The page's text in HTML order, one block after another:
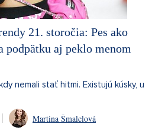
21. storočia: Pes ako
podpätku aj peklo menom
nemali stať hitmi. Existujú kúsky, u
Martina Šmalclová